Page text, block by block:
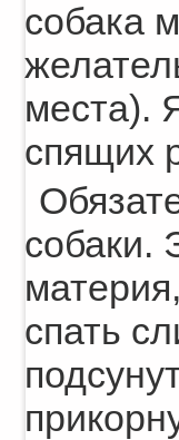
собака
места).
спящих
собаки.
спать